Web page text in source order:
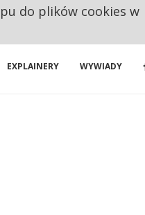
EXPLAINERY WYWIADY
do plików cookies w